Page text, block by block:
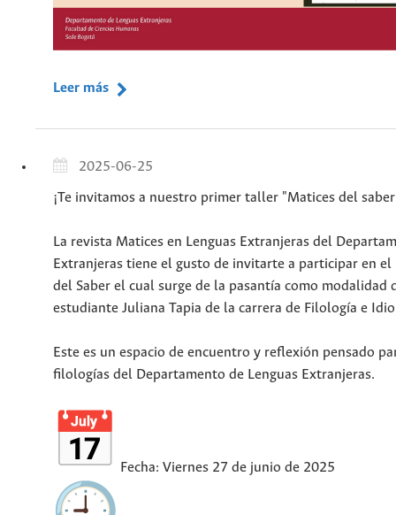
Leer más
2025-06-25
¡Te invitamos a nuestro primer taller "Matices del
La revista Matices en Lenguas Extranjeras del
Extranjeras tiene el gusto de invitarte a participar en
del Saber el cual surge de la pasantía como modalidad
estudiante Juliana Tapia de la carrera de Filología e
Este es un espacio de encuentro y reflexión pensado
filologías del Departamento de Lenguas Extranjeras.
Fecha: Viernes 27 de junio de 2025